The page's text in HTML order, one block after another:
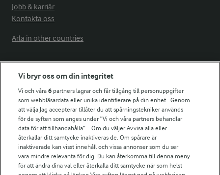
Jobb & karriär
Kontakta oss
Arla in other countries
Fler Arlasajter
För ägare
Arlas kundportal
Arla.com
Falbygdens Ost
Arla webbshop
Bildbank
Vi bryr oss om din integritet
Vi och våra6 partners lagrar och får tillgång till personuppgifter
som webbläsardata eller unika identifierare på din enhet . Genom
att välja Jag accepterar tillåter du att spårningstekniker används
för de syften som anges under ”Vi och våra partners behandlar
data för att tillhandahålla”. . Om du väljer Avvisa alla eller
återkallar ditt samtycke inaktiveras de. Om spårare är
inaktiverade kan visst innehåll och vissa annonser som du ser
vara mindre relevanta för dig. Du kan återkomma till denna meny
för att ändra dina val eller återkalla ditt samtycke när som helst